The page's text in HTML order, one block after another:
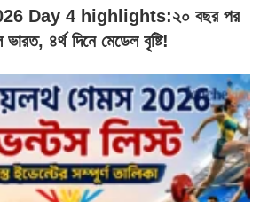
Day 4 highlights:২০ বছর পর
৪র্থ দিনে মেডেল বৃষ্টি!